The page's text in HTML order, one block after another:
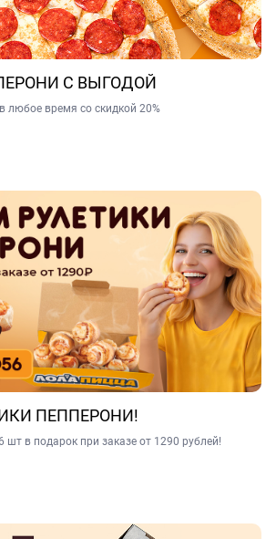
С ВЫГОДОЙ
любое время со скидкой 20%
ПЕППЕРОНИ!
шт в подарок при заказе от 1290 рублей!